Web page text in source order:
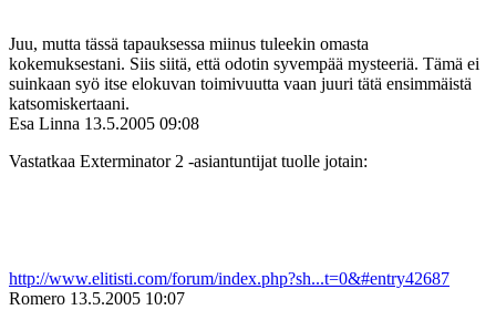
Juu, mutta tässä tapauksessa miinus tuleekin omasta
kokemuksestani. Siis siitä, että odotin syvempää mysteeriä. Tämä ei
suinkaan syö itse elokuvan toimivuutta vaan juuri tätä ensimmäistä
katsomiskertaani.
Esa Linna 13.5.2005 09:08
Vastatkaa Exterminator 2 ‑asiantuntijat tuolle jotain:
http://www.elitisti.com/forum/index.php?sh...t=0&#entry42687
Romero 13.5.2005 10:07